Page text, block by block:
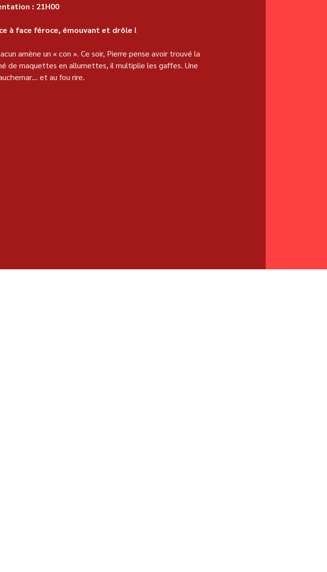
: 21H00
à face féroce, émouvant et drôle !
amène un « con ». Ce soir, Pierre pense avoir trouvé la
de maquettes en allumettes, il multiplie les gaffes. Une
et au fou rire.